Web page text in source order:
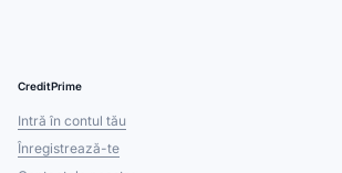
CreditPrime
Intră în contul tău
Înregistrează-te